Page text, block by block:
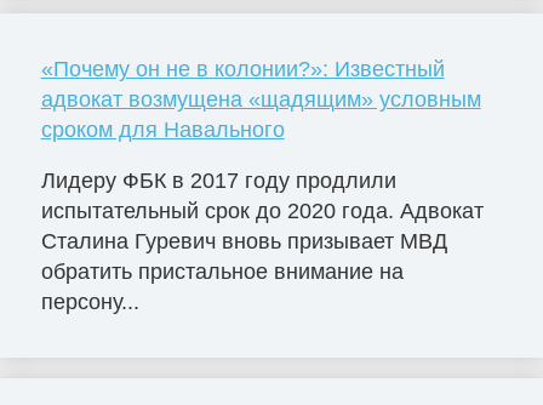
«Почему он не в колонии?»: Известный
адвокат возмущена «щадящим» условным
сроком для Навального
Лидеру ФБК в 2017 году продлили
испытательный срок до 2020 года. Адвокат
Сталина Гуревич вновь призывает МВД
обратить пристальное внимание на
персону...